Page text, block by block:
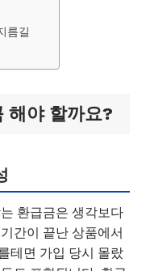
름길
해야 할까요?
환급금은 생각보다
간이 끝난 상품에서
테면 가입 당시 몰랐